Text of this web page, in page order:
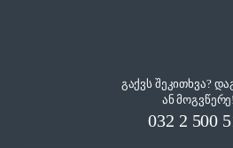
გაქვს შეკითხვა?
ან მოგვწერე!
032 2 500